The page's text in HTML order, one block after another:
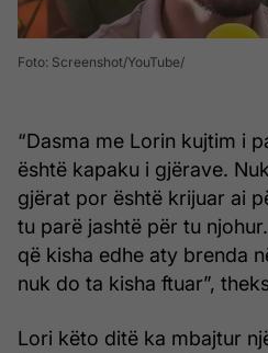
Foto: Screenshot/YouTube
“Dasma me Lorin kujtim i
është kapaku i gjërave.
gjërat por është krijuar ai
tu parë jashtë për tu
që kisha edhe aty brenda
nuk do ta kisha ftuar”,
Lori këto ditë ka mbajtur